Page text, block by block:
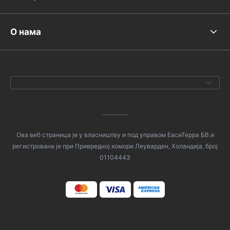
О нама
Ова веб страница је у власништву и под управом ЕасиТерра БВ и
регистрована је при Привредној комори Леуварден, Холандија, број
01104443